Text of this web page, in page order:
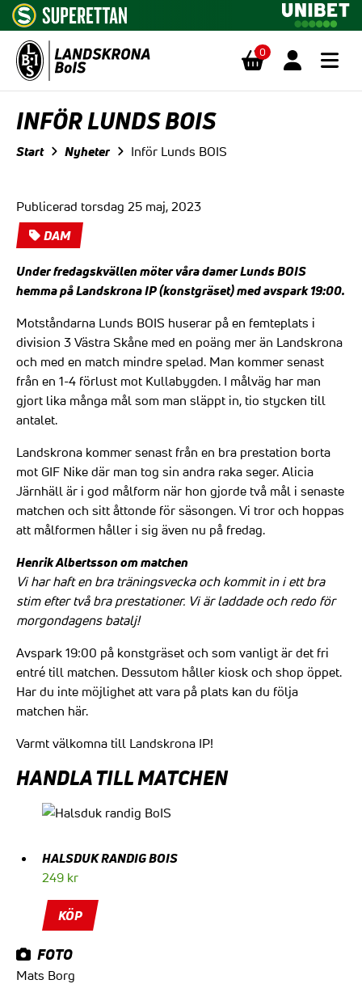
0
INFÖR LUNDS BOIS
Start Nyheter Inför Lunds BOIS
Publicerad torsdag 25 maj, 2023
DAM
Under fredagskvällen möter våra damer Lunds BOIS
hemma på Landskrona IP (konstgräset) med avspark 19:00.
Motståndarna Lunds BOIS huserar på en femteplats i
division 3 Västra Skåne med en poäng mer än Landskrona
och med en match mindre spelad. Man kommer senast
från en 1-4 förlust mot Kullabygden. I målväg har man
gjort lika många mål som man släppt in, tio stycken till
antalet.
Landskrona kommer senast från en bra prestation borta
mot GIF Nike där man tog sin andra raka seger. Alicia
Järnhäll är i god målform när hon gjorde två mål i senaste
matchen och sitt åttonde för säsongen. Vi tror och hoppas
att målformen håller i sig även nu på fredag.
Henrik Albertsson om matchen
Vi har haft en bra träningsvecka och kommit in i ett bra
stim efter två bra prestationer. Vi är laddade och redo för
morgondagens batalj!
Avspark 19:00 på konstgräset och som vanligt är det fri
entré till matchen. Dessutom håller kiosk och shop öppet.
Har du inte möjlighet att vara på plats kan du följa
matchen här.
Varmt välkomna till Landskrona IP!
HANDLA TILL MATCHEN
HALSDUK RANDIG BOIS
249 kr
KÖP
FOTO
Mats Borg